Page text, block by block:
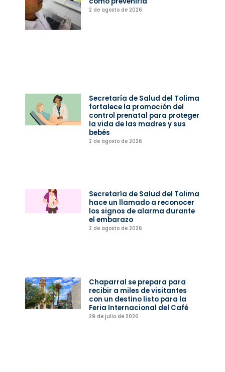
2 de agosto de 2026
Secretaría de Salud del Tolima
fortalece la promoción del
control prenatal para proteger
la vida de las madres y sus
bebés
2 de agosto de 2026
Secretaría de Salud del Tolima
hace un llamado a reconocer
los signos de alarma durante
el embarazo
2 de agosto de 2026
Chaparral se prepara para
recibir a miles de visitantes
con un destino listo para la
Feria Internacional del Café
29 de julio de 2026